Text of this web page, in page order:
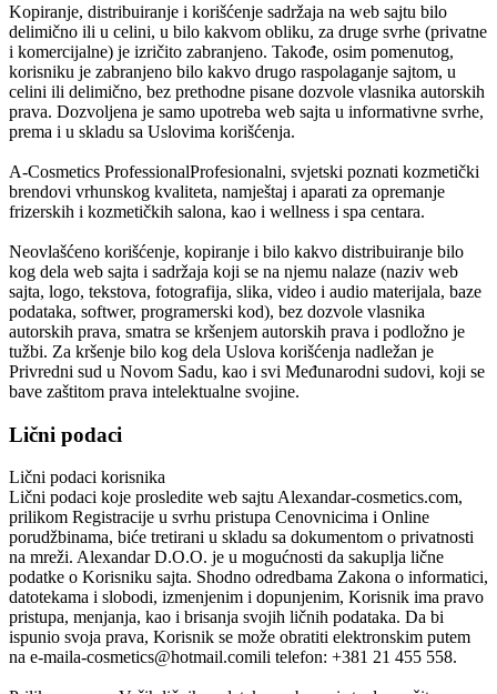
Kopiranje, distribuiranje i korišćenje sadržaja na web sajtu bilo
delimično ili u celini, u bilo kakvom obliku, za druge svrhe (privatne
i komercijalne) je izričito zabranjeno. Takođe, osim pomenutog,
korisniku je zabranjeno bilo kakvo drugo raspolaganje sajtom, u
celini ili delimično, bez prethodne pisane dozvole vlasnika autorskih
prava. Dozvoljena je samo upotreba web sajta u informativne svrhe,
prema i u skladu sa Uslovima korišćenja.
A-Cosmetics ProfessionalProfesionalni, svjetski poznati kozmetički
brendovi vrhunskog kvaliteta, namještaj i aparati za opremanje
frizerskih i kozmetičkih salona, kao i wellness i spa centara.
Neovlašćeno korišćenje, kopiranje i bilo kakvo distribuiranje bilo
kog dela web sajta i sadržaja koji se na njemu nalaze (naziv web
sajta, logo, tekstova, fotografija, slika, video i audio materijala, baze
podataka, softwer, programerski kod), bez dozvole vlasnika
autorskih prava, smatra se kršenjem autorskih prava i podložno je
tužbi. Za kršenje bilo kog dela Uslova korišćenja nadležan je
Privredni sud u Novom Sadu, kao i svi Međunarodni sudovi, koji se
bave zaštitom prava intelektualne svojine.
Lični podaci
Lični podaci korisnika
Lični podaci koje prosledite web sajtu Alexandar-cosmetics.com,
prilikom Registracije u svrhu pristupa Cenovnicima i Online
porudžbinama, biće tretirani u skladu sa dokumentom o privatnosti
na mreži. Alexandar D.O.O. je u mogućnosti da sakuplja lične
podatke o Korisniku sajta. Shodno odredbama Zakona o informatici,
datotekama i slobodi, izmenjenim i dopunjenim, Korisnik ima pravo
pristupa, menjanja, kao i brisanja svojih ličnih podataka. Da bi
ispunio svoja prava, Korisnik se može obratiti elektronskim putem
na e-maila-cosmetics@hotmail.comili telefon: +381 21 455 558.